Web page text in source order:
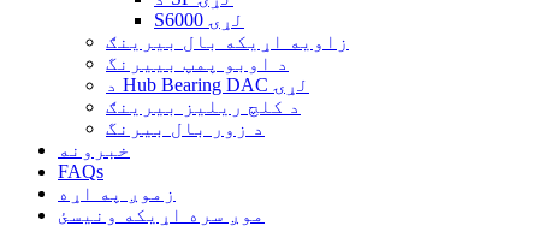
S6000 لړۍ
زاویه اړیکه بال بیرینګ
د اوبو پمپ بییرنگ
د Hub Bearing DAC لړۍ
د کلچ ریلیز بیرینګ
د زور بال بیرنگ
خبرونه
FAQs
زموږ په اړه
موږ سره اړیکه ونیسئ